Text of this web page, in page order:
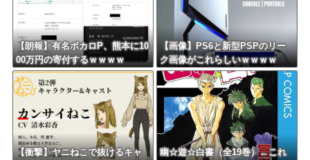
【朗報】有名ボカロP、熊本に10
00万円の寄付するｗｗｗｗ
【画像】PS6と新型PSPのリー
ク画像がこれらしいｗｗｗｗ
【衝撃】ヤニねこで抜けるキャ
幽☆遊☆白書（全19巻）←これ